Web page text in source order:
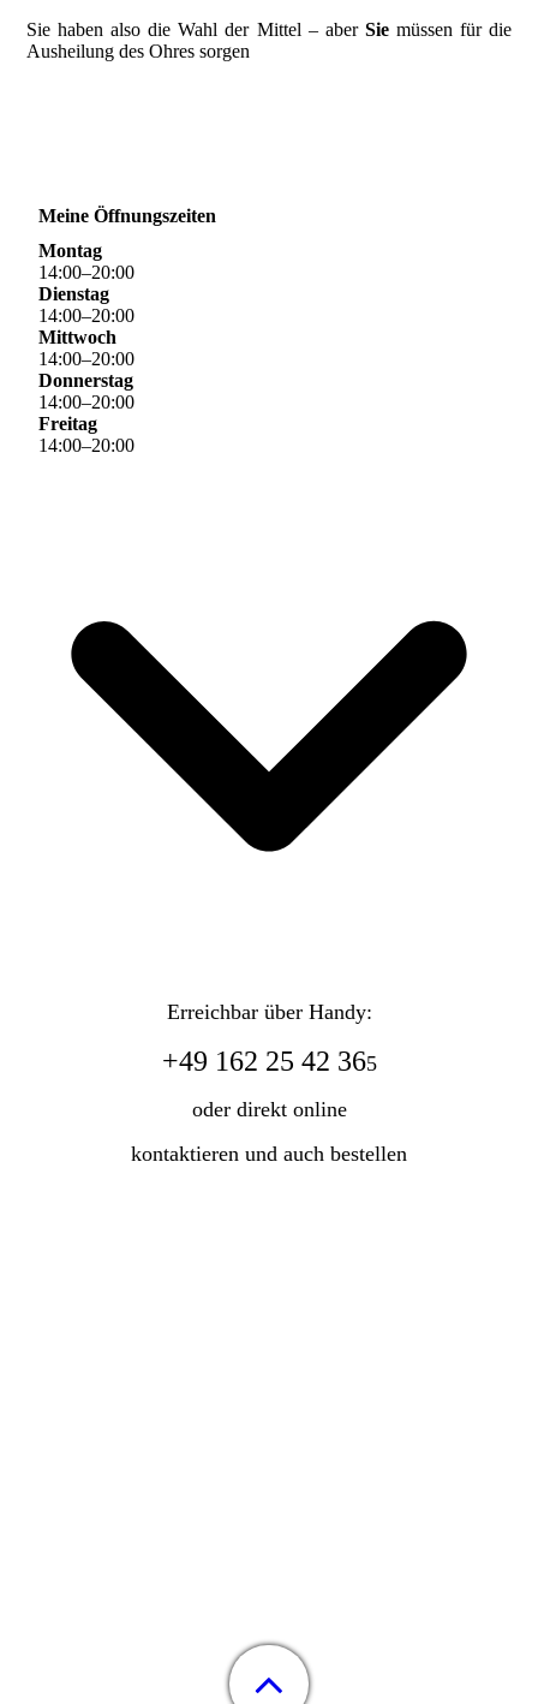
Sie haben also die Wahl der Mittel – aber Siemüssen für die
Ausheilung des Ohres sorgen
Meine Öffnungszeiten
Montag
14:00–20:00
Dienstag
14:00–20:00
Mittwoch
14:00–20:00
Donnerstag
14:00–20:00
Freitag
14:00–20:00
Erreichbar über Handy:
+49 162 25 42 365
oder direkt online
kontaktieren und auch bestellen